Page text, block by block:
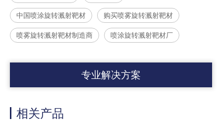
中国喷涂旋转溅射靶材 购买喷雾旋转溅射靶材
喷雾旋转溅射靶材制造商 喷涂旋转溅射靶材厂
专业解决方案
相关产品